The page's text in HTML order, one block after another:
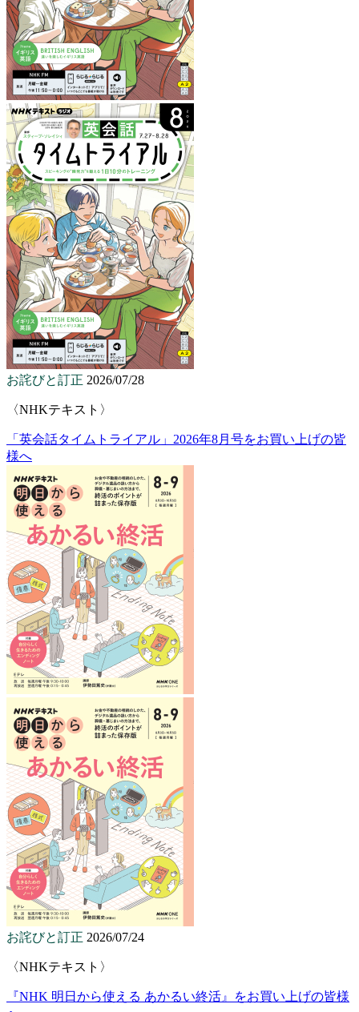
お詫びと訂正 2026/07/28
〈NHKテキスト〉
「英会話タイムトライアル」2026年8月号をお買い上げの皆
様へ
お詫びと訂正 2026/07/24
〈NHKテキスト〉
『NHK 明日から使える あかるい終活』をお買い上げの皆様